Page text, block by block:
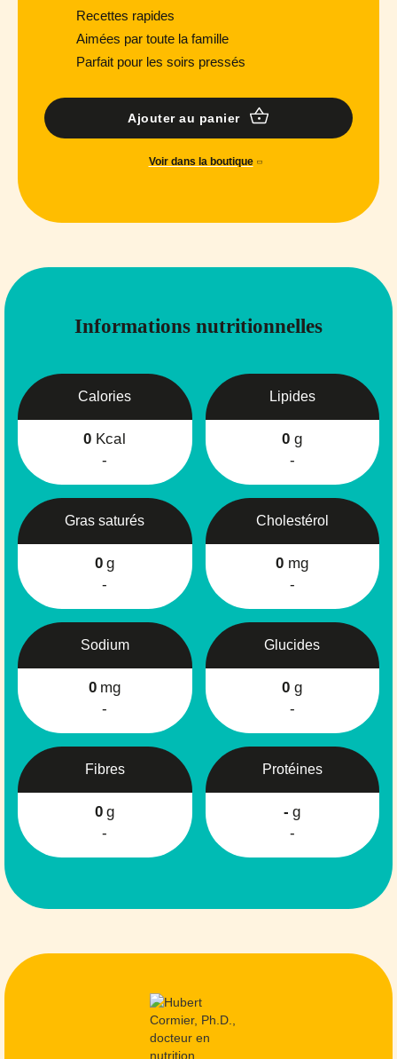
Recettes rapides
Aimées par toute la famille
Parfait pour les soirs pressés
Ajouter au panier
Voir dans la boutique
Informations nutritionnelles
Calories
0 Kcal
-
Lipides
0 g
-
Gras saturés
0 g
-
Cholestérol
0 mg
-
Sodium
0 mg
-
Glucides
0 g
-
Fibres
0 g
-
Protéines
- g
-